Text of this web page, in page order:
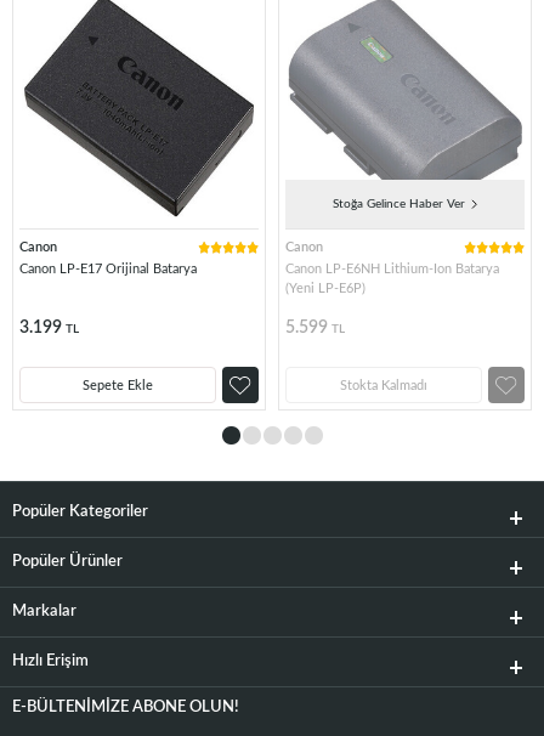
Canon
Canon LP-E17 Orijinal Batarya
3.199 TL
Sepete Ekle
Stoğa Gelince Haber Ver
Canon
Canon LP-E6NH Lithium-Ion Batarya
(Yeni LP-E6P)
5.599 TL
Stokta Kalmadı
Popüler Kategoriler
Popüler Ürünler
Markalar
Hızlı Erişim
E-BÜLTENIMIZE ABONE OLUN!